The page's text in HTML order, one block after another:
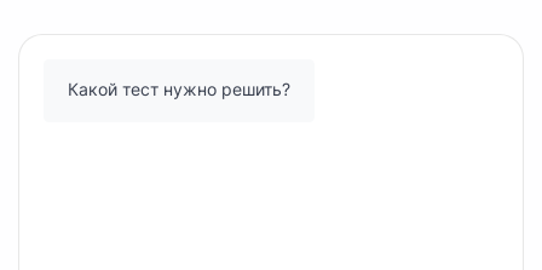
Какой тест нужно решить?